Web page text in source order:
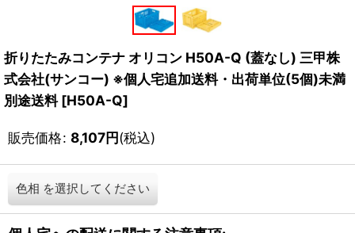
折りたたみコンテナ オリコン H50A-Q (蓋なし) 三甲株
式会社(サンコー) ※個人宅追加送料・出荷単位(5個)未満
別途送料 [H50A-Q]
販売価格: 8,107円(税込)
色相 を選択してください